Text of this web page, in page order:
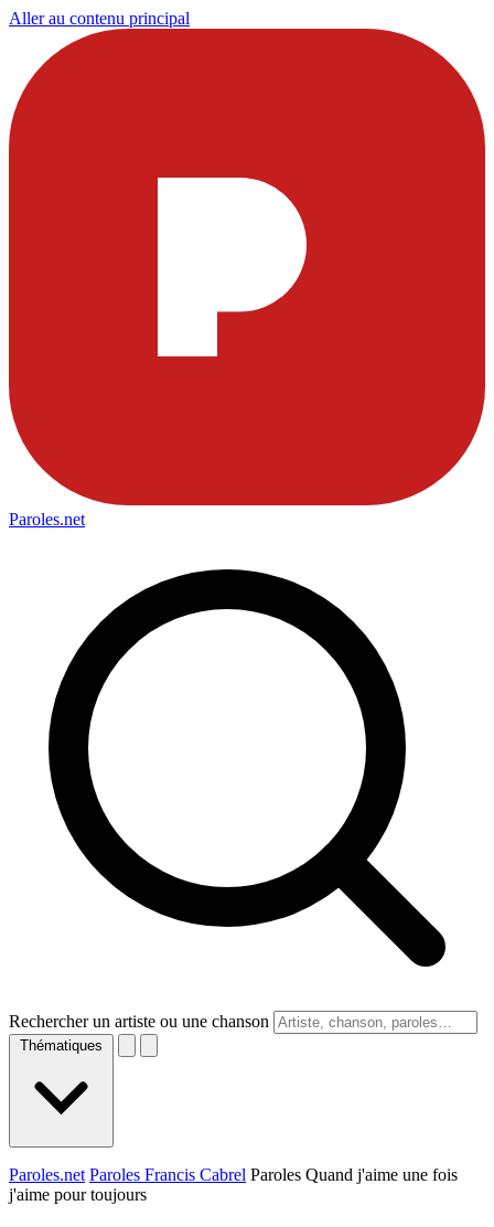
Aller au contenu principal
Paroles.net
Rechercher un artiste ou une chanson
Thématiques
Paroles.net Paroles Francis Cabrel Paroles Quand j'aime une fois
j'aime pour toujours